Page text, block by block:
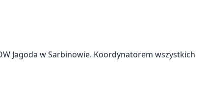
w Sarbinowie. Koordynatorem wszystkich